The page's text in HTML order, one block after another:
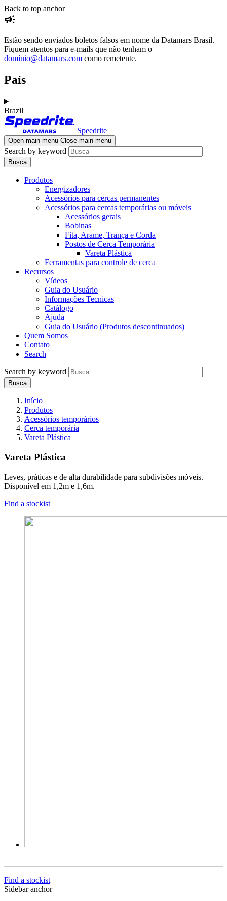
Skip
to
content
Skip
to
Back to top anchor
campaign
Estão sendo enviados boletos falsos em nome da Datamars Brasil.
Fiquem atentos para e-mails que não tenham o
domínio@datamars.com como remetente.
País
Brazil
Speedrite
Open main menu Close main menu
Search by keyword
Produtos
Energizadores
Acessórios para cercas permanentes
Acessórios para cercas temporárias ou móveis
Acessórios gerais
Bobinas
Fita, Arame, Trança e Corda
Postos de Cerca Temporária
Vareta Plástica
Ferramentas para controle de cerca
Recursos
Vídeos
Guia do Usuário
Informações Tecnicas
Catálogo
Ajuda
Guia do Usuário (Produtos descontinuados)
Quem Somos
Contato
Search
Search by keyword
Início
Produtos
Acessórios temporários
Cerca temporária
Vareta Plástica
Vareta Plástica
Leves, práticas e de alta durabilidade para subdivisões móveis.
Disponível em 1,2m e 1,6m.
Find a stockist
Find a stockist
Sidebar anchor